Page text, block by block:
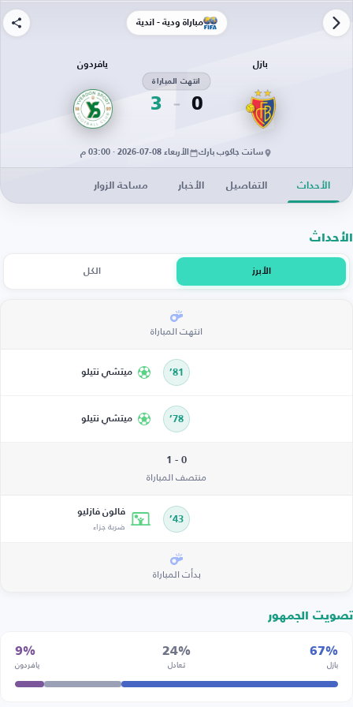
مباراة ودية - أندية
بازل
0
انتهت المباراة
3
يافردون
سانت جاكوب بارك الأربعاء 08-07-2026 · 03:00 م
الأحداث التفاصيل الأخبار مساحة الزوار
الأحداث
الأبرز الكل
انتهت المباراة
81’ ميتشي نتيلو
78’ ميتشي نتيلو
0 - 1
منتصف المباراة
43’
فالون فازليو
ضربة جزاء
بدأت المباراة
تصويت الجمهور
67%
بازل
24%
تعادل
9%
يافردون